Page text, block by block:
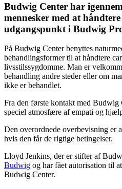
Budwig Center har
mennesker med at
udgangspunkt i Budwig
På Budwig Center benyttes
behandlingsformer til at håndtere
livsstilssygdomme. Man er
behandling andre steder eller om
ikke er behandlet.
Fra den første kontakt med Budwig
speciel atmosfære af empati og
Den overordnede overbevisning er
hvis den får de rigtige betingelser.
Lloyd Jenkins, der er stifter af
Budwig og har fået autorisation til
Budwig Center.